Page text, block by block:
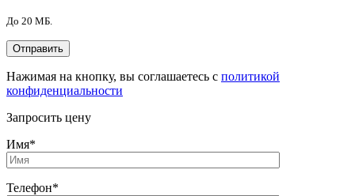
До 20 МБ.
Нажимая на кнопку, вы соглашаетесь с политикой
конфиденциальности
Запросить цену
Имя*
Телефон*